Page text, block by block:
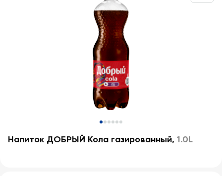
Напиток ДОБРЫЙ Кола газированный, 1.0L